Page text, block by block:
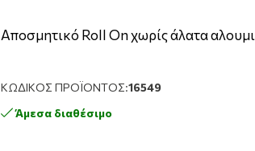
Αποσμητικό Roll On χωρίς άλατα
ΚΩΔΙΚΌΣ ΠΡΟΪΌΝΤΟΣ:16549
Άμεσα διαθέσιμο